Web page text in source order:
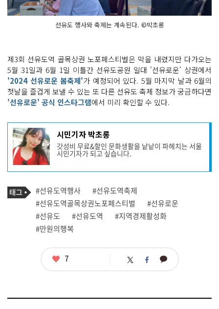
선유도 행사와 축제는 계속된다. ©박초롱
제3회 선유도역 골목상권 노포페스티벌은 막을 내렸지만 다가오는
5월 31일과 6월 1일 이틀간 선유도공원 일대 '선유로운' 상권에서
'2024 선유로운 봄축제'가 예정되어 있다. 5월 마지막 날과 6월의
첫날을 즐겁게 보낼 수 있는 또 다른 선유도 축제 정보가 궁금하다면
'선유로운' 공식 인스타그램에서 미리 확인할 수 있다.
기
사
작
성
자
프
필
시민기자 박초롱
갓성비 무료&할인 문화생활을 낱낱이 파헤치는 서울
시민기자가 되고 싶습니다.
기
사
관
련
태
그
태
그
#선유도역행사
#선유도역축제
#선유도역골목상권노포페스티벌
#선유로운
#선유도
#선유도역
#지역경제활성화
#만원의행복
좋
7 트 페 카